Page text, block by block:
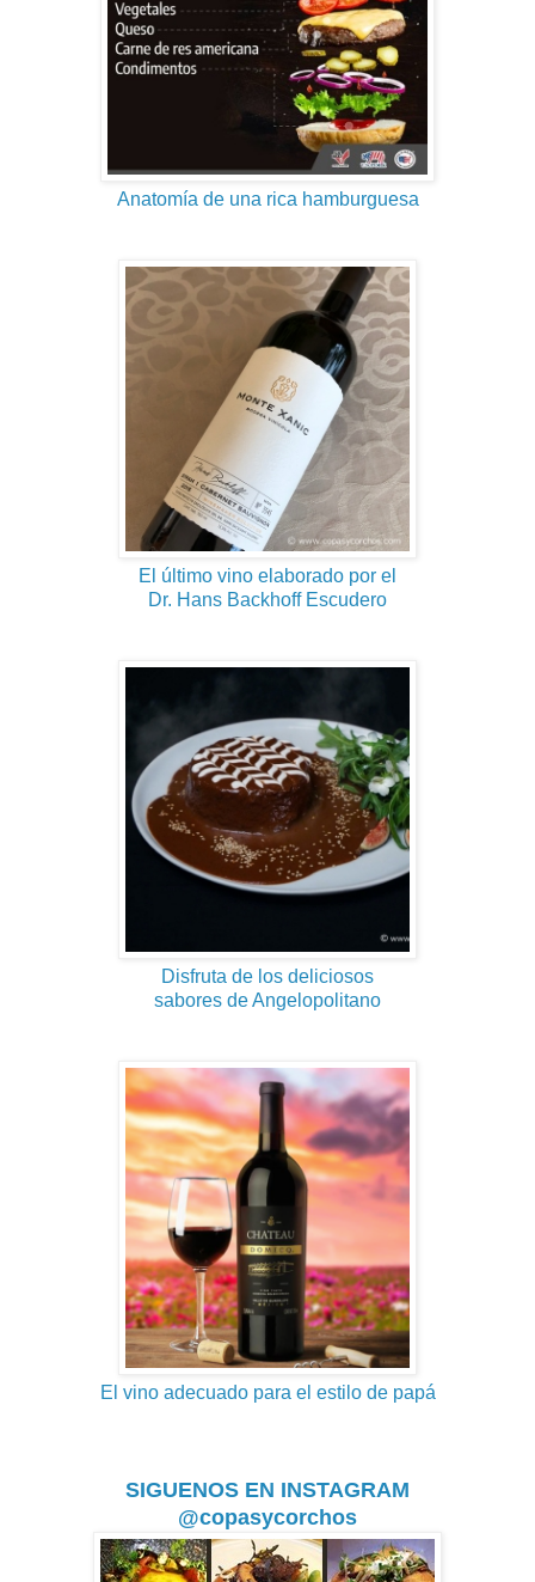
Anatomía de una rica hamburguesa
El último vino elaborado por el
Dr. Hans Backhoff Escudero
Disfruta de los deliciosos
sabores de Angelopolitano
El vino adecuado para el estilo de papá
SIGUENOS EN INSTAGRAM
@copasycorchos